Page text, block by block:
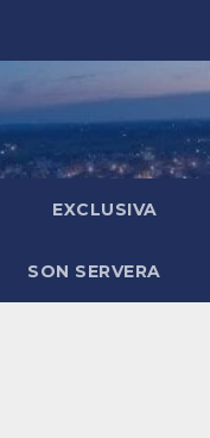
EXCLUSIVA
SON SERVERA